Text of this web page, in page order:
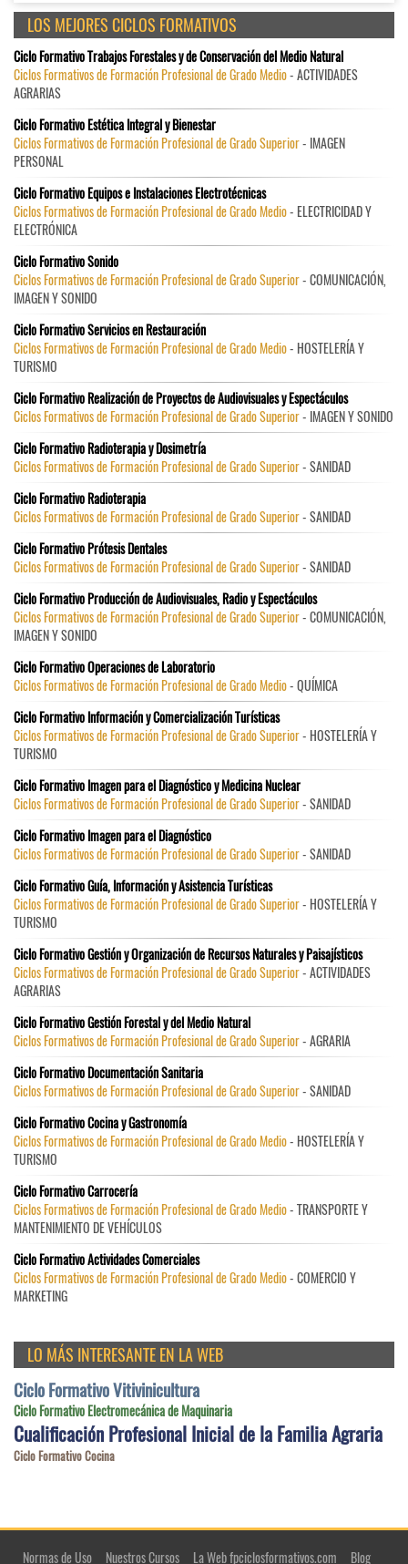
LOS MEJORES CICLOS FORMATIVOS
Ciclo Formativo Trabajos Forestales y de Conservación del Medio Natural
Ciclos Formativos de Formación Profesional de Grado Medio- ACTIVIDADES
AGRARIAS
Ciclo Formativo Estética Integral y Bienestar
Ciclos Formativos de Formación Profesional de Grado Superior- IMAGEN
PERSONAL
Ciclo Formativo Equipos e Instalaciones Electrotécnicas
Ciclos Formativos de Formación Profesional de Grado Medio- ELECTRICIDAD Y
ELECTRÓNICA
Ciclo Formativo Sonido
Ciclos Formativos de Formación Profesional de Grado Superior- COMUNICACIÓN,
IMAGEN Y SONIDO
Ciclo Formativo Servicios en Restauración
Ciclos Formativos de Formación Profesional de Grado Medio- HOSTELERÍA Y
TURISMO
Ciclo Formativo Realización de Proyectos de Audiovisuales y Espectáculos
Ciclos Formativos de Formación Profesional de Grado Superior- IMAGEN Y SONIDO
Ciclo Formativo Radioterapia y Dosimetría
Ciclos Formativos de Formación Profesional de Grado Superior- SANIDAD
Ciclo Formativo Radioterapia
Ciclos Formativos de Formación Profesional de Grado Superior- SANIDAD
Ciclo Formativo Prótesis Dentales
Ciclos Formativos de Formación Profesional de Grado Superior- SANIDAD
Ciclo Formativo Producción de Audiovisuales, Radio y Espectáculos
Ciclos Formativos de Formación Profesional de Grado Superior- COMUNICACIÓN,
IMAGEN Y SONIDO
Ciclo Formativo Operaciones de Laboratorio
Ciclos Formativos de Formación Profesional de Grado Medio- QUÍMICA
Ciclo Formativo Información y Comercialización Turísticas
Ciclos Formativos de Formación Profesional de Grado Superior- HOSTELERÍA Y
TURISMO
Ciclo Formativo Imagen para el Diagnóstico y Medicina Nuclear
Ciclos Formativos de Formación Profesional de Grado Superior- SANIDAD
Ciclo Formativo Imagen para el Diagnóstico
Ciclos Formativos de Formación Profesional de Grado Superior- SANIDAD
Ciclo Formativo Guía, Información y Asistencia Turísticas
Ciclos Formativos de Formación Profesional de Grado Superior- HOSTELERÍA Y
TURISMO
Ciclo Formativo Gestión y Organización de Recursos Naturales y Paisajísticos
Ciclos Formativos de Formación Profesional de Grado Superior- ACTIVIDADES
AGRARIAS
Ciclo Formativo Gestión Forestal y del Medio Natural
Ciclos Formativos de Formación Profesional de Grado Superior- AGRARIA
Ciclo Formativo Documentación Sanitaria
Ciclos Formativos de Formación Profesional de Grado Superior- SANIDAD
Ciclo Formativo Cocina y Gastronomía
Ciclos Formativos de Formación Profesional de Grado Medio- HOSTELERÍA Y
TURISMO
Ciclo Formativo Carrocería
Ciclos Formativos de Formación Profesional de Grado Medio- TRANSPORTE Y
MANTENIMIENTO DE VEHÍCULOS
Ciclo Formativo Actividades Comerciales
Ciclos Formativos de Formación Profesional de Grado Medio- COMERCIO Y
MARKETING
LO MÁS INTERESANTE EN LA WEB
Ciclo Formativo Vitivinicultura
Ciclo Formativo Electromecánica de Maquinaria
Cualificación Profesional Inicial de la Familia Agraria
Ciclo Formativo Cocina
Normas de Uso Nuestros Cursos La Web fpciclosformativos.com Blog